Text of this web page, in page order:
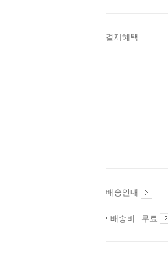
결제혜택
배송안내
배송비 : 무료